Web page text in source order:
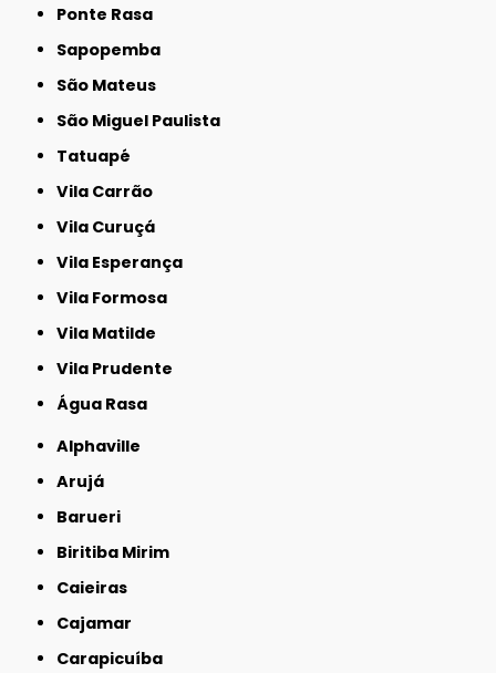
Ponte Rasa
Sapopemba
São Mateus
São Miguel Paulista
Tatuapé
Vila Carrão
Vila Curuçá
Vila Esperança
Vila Formosa
Vila Matilde
Vila Prudente
Água Rasa
Alphaville
Arujá
Barueri
Biritiba Mirim
Caieiras
Cajamar
Carapicuíba